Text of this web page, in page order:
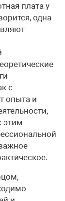
плата у
одна
с
опыта и
этим